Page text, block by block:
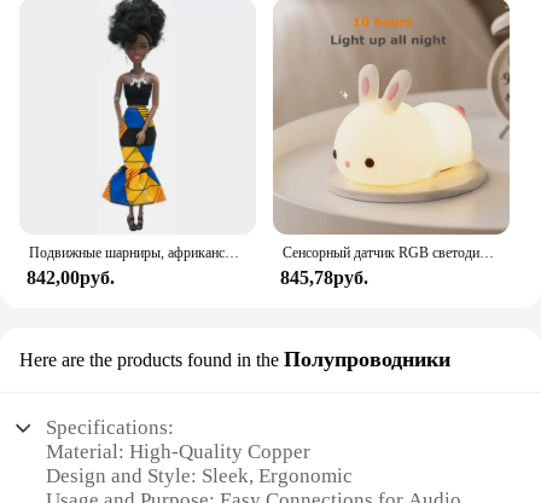
Подвижные шарниры, африканская черная кукла для американских кукол, аксессуары, тело Nudy с одеждой для Барби, игрушка для девочки, ролевая детская игрушка, подарок
842,00руб.
Сенсорный датчик RGB светодиодный ночник с кроликом, 16 цветов, USB перезаряжаемая силиконовая лампа в виде кролика для детей, детские игрушки, подарок на фестиваль
845,78руб.
Here are the products found in the Полупроводники
Specifications:
Material: High-Quality Copper
Design and Style: Sleek, Ergonomic